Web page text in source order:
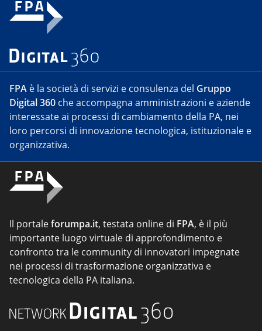
FPA è la società di servizi e consulenza del Gruppo
Digital 360 che accompagna amministrazioni e aziende
interessate ai processi di cambiamento della PA, nei
loro percorsi di innovazione tecnologica, istituzionale e
organizzativa.
Il portaleforumpa.it, testata online di FPA, è il più
importante luogo virtuale di approfondimento e
confronto tra le community di innovatori impegnate
nei processi di trasformazione organizzativa e
tecnologica della PA italiana.